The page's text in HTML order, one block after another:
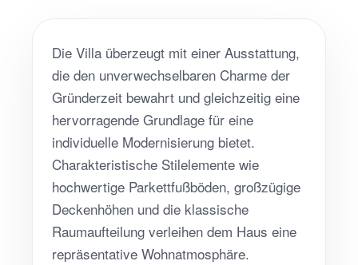
Die Villa überzeugt mit einer Ausstattung,
die den unverwechselbaren Charme der
Gründerzeit bewahrt und gleichzeitig eine
hervorragende Grundlage für eine
individuelle Modernisierung bietet.
Charakteristische Stilelemente wie
hochwertige Parkettfußböden, großzügige
Deckenhöhen und die klassische
Raumaufteilung verleihen dem Haus eine
repräsentative Wohnatmosphäre.